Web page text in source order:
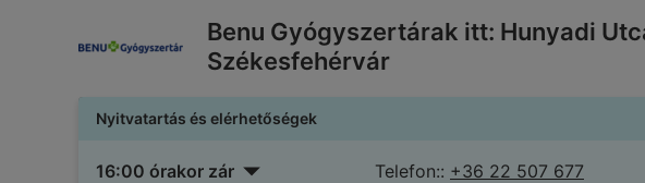
Benu Gyógyszertárak itt: Hunyadi
Székesfehérvár
Nyitvatartás és elérhetőségek
16:00 órakor zár Telefon:: +36 22 507 677